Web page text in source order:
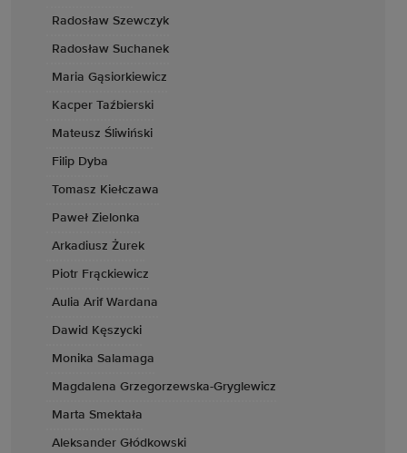
Radosław Szewczyk
Radosław Suchanek
Maria Gąsiorkiewicz
Kacper Taźbierski
Mateusz Śliwiński
Filip Dyba
Tomasz Kiełczawa
Paweł Zielonka
Arkadiusz Żurek
Piotr Frąckiewicz
Aulia Arif Wardana
Dawid Kęszycki
Monika Salamaga
Magdalena Grzegorzewska-Gryglewicz
Marta Smektała
Aleksander Głódkowski